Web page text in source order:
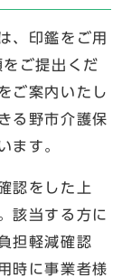
、印鑑をご用
ご提出くだ
ご案内いたし
る野市介護保
ます。
認をした上
該当する方に
担軽減確認
時に事業者様